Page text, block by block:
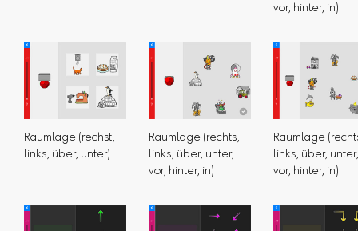
vor, hinter, in)
Raumlage (rechst,
links, über, unter)
Raumlage (rechts,
links, über, unter,
vor, hinter, in)
Raumlage
links, über, unter,
vor, hinter, in)